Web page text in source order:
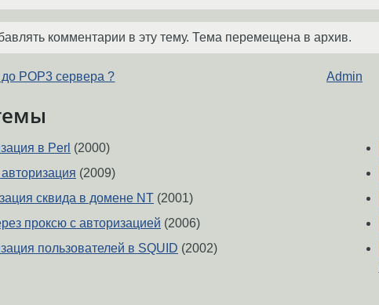
комментарии в эту тему. Тема перемещена в архив.
до POP3 сервера ? Admin
в Perl (2000)
(2009)
сквида в домене NT (2001)
проксю с авторизацией (2006)
пользователей в SQUID (2002)